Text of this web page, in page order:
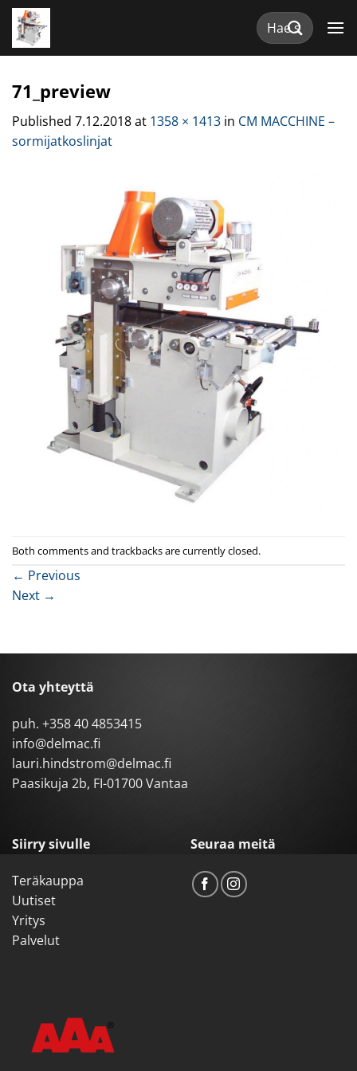
Skip
content
Etsi:
71_preview
Published 7.12.2018at 1358 × 1413 in CM MACCHINE –
sormijatkoslinjat
Both comments and trackbacks are currently closed.
← Previous
Next →
Ota yhteyttä
puh. +358 40 4853415
info@delmac.fi
lauri.hindstrom@delmac.fi
Paasikuja 2b, FI-01700 Vantaa
Siirry sivulle
Teräkauppa
Uutiset
Yritys
Palvelut
Seuraa meitä